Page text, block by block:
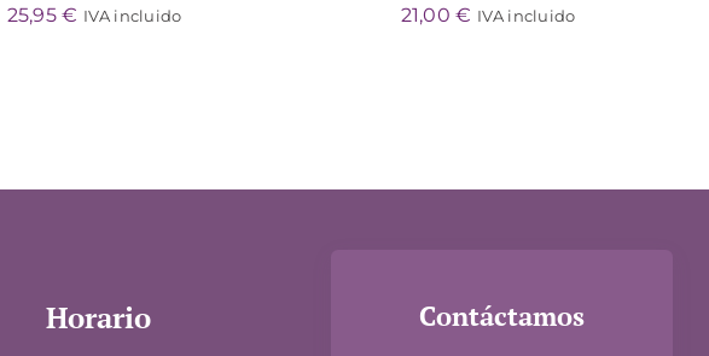
25,95€ IVA incluido 21,00€ IVA incluido
Horario Contáctamos